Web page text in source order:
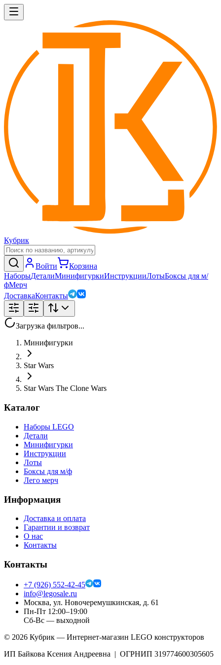
Кубрик
Войти
Корзина
НаборыДеталиМинифигуркиИнструкцииЛотыБоксы для м/
фМерч
ДоставкаКонтакты
Загрузка фильтров...
Минифигурки
Star Wars
Star Wars The Clone Wars
Каталог
Наборы LEGO
Детали
Минифигурки
Инструкции
Лоты
Боксы для м/ф
Лего мерч
Информация
Доставка и оплата
Гарантии и возврат
О нас
Контакты
Контакты
+7 (926) 552-42-45
info@legosale.ru
Москва, ул. Новочеремушкинская, д. 61
Пн-Пт 12:00–19:00
Сб-Вс — выходной
© 2026 Кубрик — Интернет-магазин LEGO конструкторов
ИП Байкова Ксения Андреевна | ОГРНИП 319774600305605